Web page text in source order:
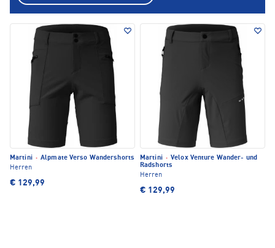
Martini · Alpmate Verso Wandershorts
Herren
€ 129,99
Martini · Velox Venture Wander- und
Radshorts
Herren
€ 129,99